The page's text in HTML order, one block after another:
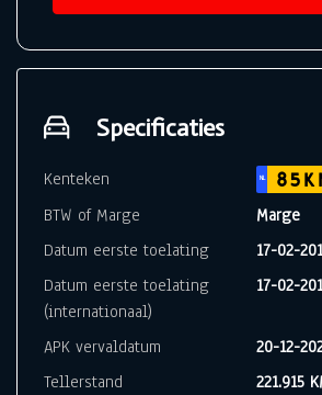
Specificaties
Kenteken NL
BTW of Marge
Marge
Datum eerste toelating
17-02-
Datum eerste toelating
(internationaal)
17-02-
APK vervaldatum
20-12-
Tellerstand
221.915